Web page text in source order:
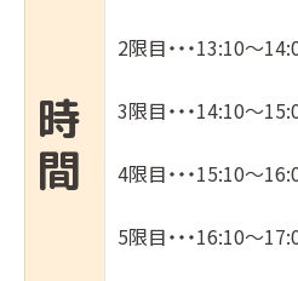
時
間
2限目・・・13:10〜
3限目・・・14:10〜
4限目・・・15:10〜
5限目・・・16:10〜